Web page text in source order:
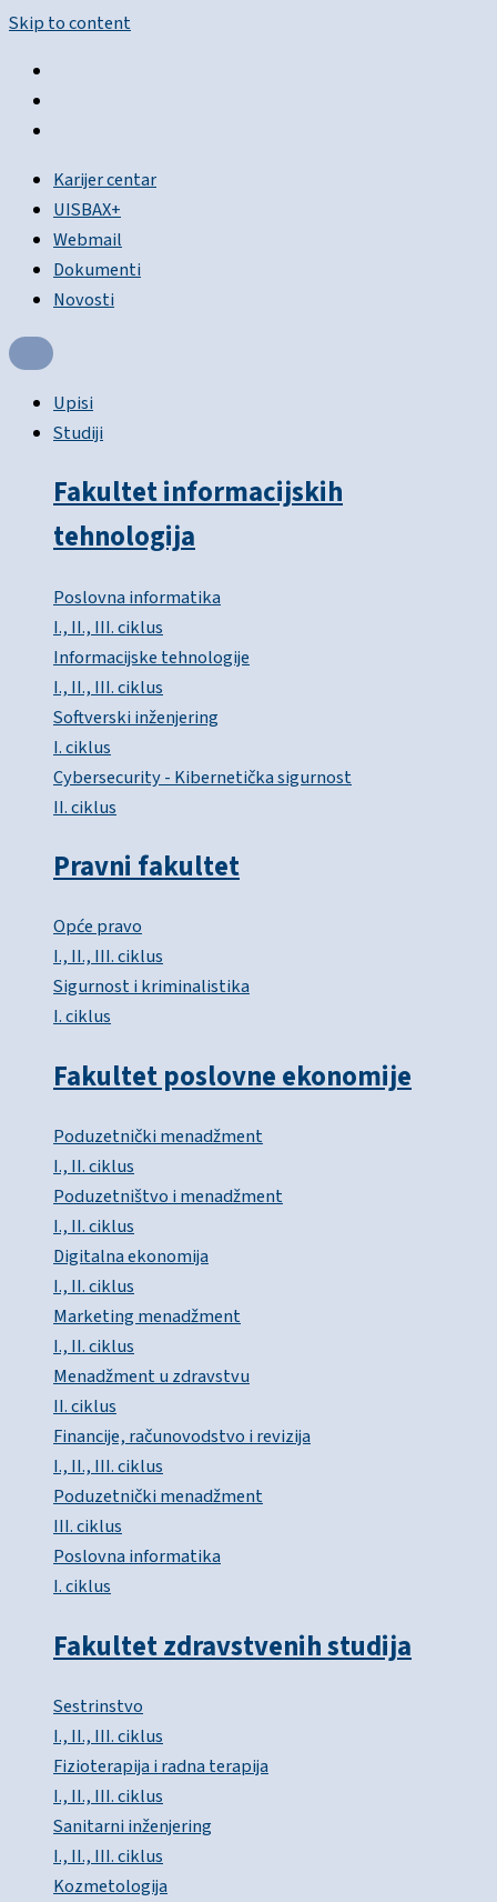
Skip to content
Karijer centar
UISBAX+
Webmail
Dokumenti
Novosti
Upisi
Studiji
Fakultet informacijskih
tehnologija
Poslovna informatika
I., II., III. ciklus
Informacijske tehnologije
I., II., III. ciklus
Softverski inženjering
I. ciklus
Cybersecurity - Kibernetička sigurnost
II. ciklus
Pravni fakultet
Opće pravo
I., II., III. ciklus
Sigurnost i kriminalistika
I. ciklus
Fakultet poslovne ekonomije
Poduzetnički menadžment
I., II. ciklus
Poduzetništvo i menadžment
I., II. ciklus
Digitalna ekonomija
I., II. ciklus
Marketing menadžment
I., II. ciklus
Menadžment u zdravstvu
II. ciklus
Financije, računovodstvo i revizija
I., II., III. ciklus
Poduzetnički menadžment
III. ciklus
Poslovna informatika
I. ciklus
Fakultet zdravstvenih studija
Sestrinstvo
I., II., III. ciklus
Fizioterapija i radna terapija
I., II., III. ciklus
Sanitarni inženjering
I., II., III. ciklus
Kozmetologija